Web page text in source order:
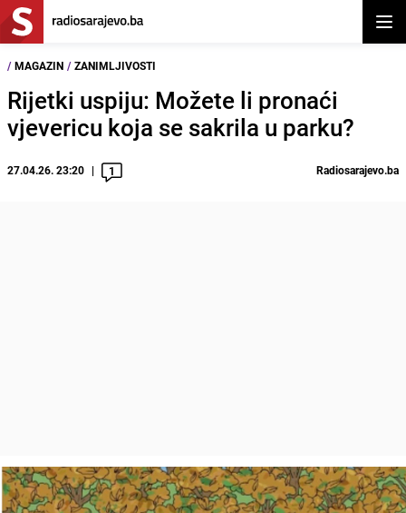
/ MAGAZIN / ZANIMLJIVOSTI
Rijetki uspiju: Možete li pronaći
vjevericu koja se sakrila u parku?
27.04.26. 23:20 1 Radiosarajevo.ba